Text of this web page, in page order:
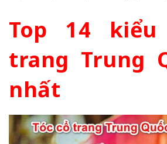
Top 14
trang Trung
nhất